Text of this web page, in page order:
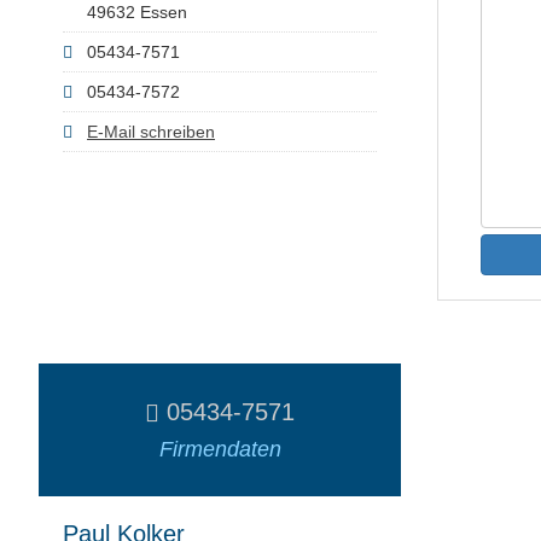
49632 Essen
05434-7571
05434-7572
E-Mail schreiben
05434-7571
Firmendaten
Paul Kolker